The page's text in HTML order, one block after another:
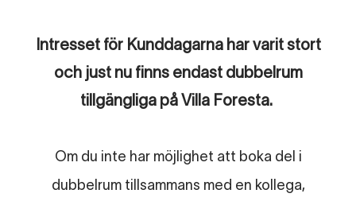
Intresset för Kunddagarna har varit stort
och just nu finns endast dubbelrum
tillgängliga på Villa Foresta.
Om du inte har möjlighet att boka del i
dubbelrum tillsammans med en kollega,